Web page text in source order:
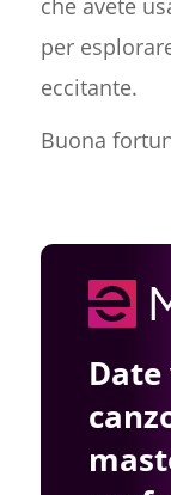
che avete
per
eccitante.
Buona